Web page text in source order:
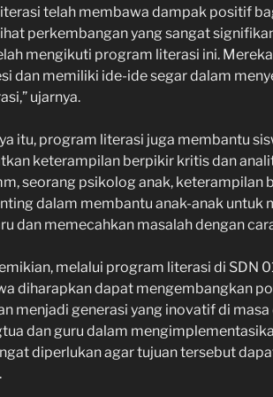
telah membawa dampak positif
perkembangan yang sangat
mengikuti program literasi ini.
dan memiliki ide-ide segar dalam
ujarnya.
itu, program literasi juga membantu
keterampilan berpikir kritis dan
seorang psikolog anak, keterampilan
dalam membantu anak-anak untuk
dan memecahkan masalah dengan
melalui program literasi di SDN
diharapkan dapat mengembangkan
menjadi generasi yang inovatif di
dan guru dalam
diperlukan agar tujuan tersebut